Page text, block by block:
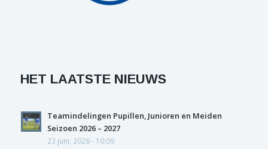
HET LAATSTE NIEUWS
Teamindelingen Pupillen, Junioren en Meiden
Seizoen 2026 – 2027
23 juni, 2026 - 10:09